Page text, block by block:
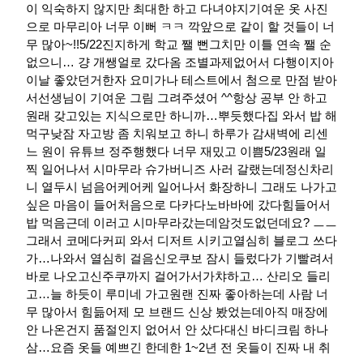
이 익숙하지 않지만 최대한 하고 다녀야지기여운 옷 사진
으로 마무리아 너무 이뻐 ㅋㅋ 깍앞으로 같이 할 것들이 너
무 많아~!!​5/22진지하게 학교 쨀 뻔그치만 이틀 연속 쨀 순
없으니… 걍 개쌩얼로 갔다옴 조별과제없어서 다행이지아
이날 좋았던거한자 요미가나 테스트에서 첨으로 만점 받아
서선생님이 기여운 그림 그려주셨어 ^^항상 공부 안 하고
원래 갖고있는 지식으로만 하니까…뿌듯했다집 와서 밥 해
먹구낮잠 자고방 좀 치워보고 하니 하루가 감새벽에 리센
느 원이 유튜브 정주행했다 너무 재밌고 이쁨​5/23원래 일
찍 일어나서 시마무라 슈가버니즈 사러 갈랬는데정신차리
니 열두시 넘음어케어케 일어나서 화장하니 그래도 나가고
싶은 마음이 들어처음으로 다카다노바바에 갔다힘들어서
밥 먹음근데 이러고 시마무라갔는데암것도없던데요? ㅡㅡ
그래서 코메다커피 와서 디저트 시키고열심히 블로그 쓰다
가…나와서 열심히 걸음신오쿠보 잠시 들렀다가 기빨려서
바로 나오고신주쿠까지 걸어가서가챠하고… 산리오 들리
고…늘 하듯이 루미네 가고원랜 진짜 좋아하는데 사람 너
무 많아서 힘듦​어제 모 브랜드 신상 봤었는데아직 매장에
안 나온건지 품절인지 없어서 안 샀다대신 바디크림 하나
삼…​요즘 옷들 예쁘긴 한데한 1~2년 전 옷들이 진짜 내 취